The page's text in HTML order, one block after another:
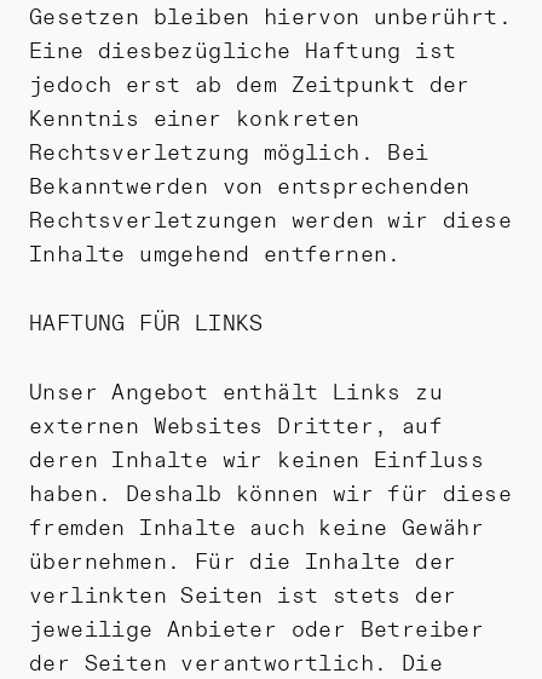
Gesetzen bleiben hiervon unberührt.
Eine diesbezügliche Haftung ist
jedoch erst ab dem Zeitpunkt der
Kenntnis einer konkreten
Rechtsverletzung möglich. Bei
Bekanntwerden von entsprechenden
Rechtsverletzungen werden wir diese
Inhalte umgehend entfernen.
HAFTUNG FÜR LINKS
Unser Angebot enthält Links zu
externen Websites Dritter, auf
deren Inhalte wir keinen Einfluss
haben. Deshalb können wir für diese
fremden Inhalte auch keine Gewähr
übernehmen. Für die Inhalte der
verlinkten Seiten ist stets der
jeweilige Anbieter oder Betreiber
der Seiten verantwortlich. Die